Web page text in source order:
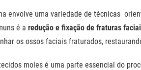
envolve uma variedade de técnicas
é a redução e fixação de fraturas
os ossos faciais fraturados,
moles é uma parte essencial do